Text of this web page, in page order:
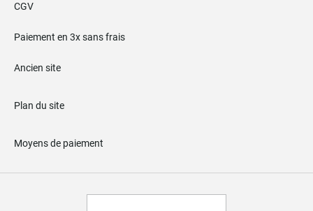
CGV
Paiement en 3x sans frais
Ancien site
Plan du site
Moyens de paiement